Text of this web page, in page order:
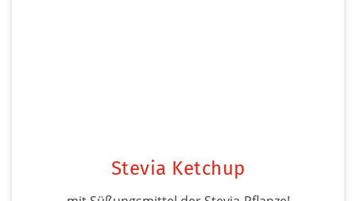
Stevia Ketchup